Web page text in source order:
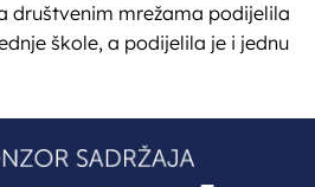
društvenim mrežama podijelila
škole, a podijelila je i jednu